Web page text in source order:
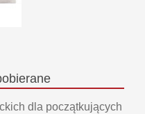
dla początkujących